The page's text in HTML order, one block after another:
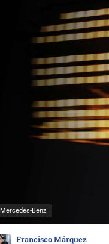
Mercedes-Benz
Francisco Márquez